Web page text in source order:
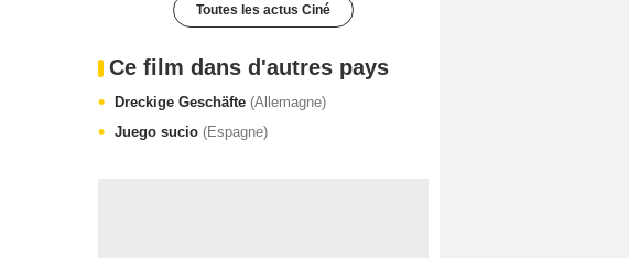
Toutes les actus Ciné
Ce film dans d'autres pays
Dreckige Geschäfte (Allemagne)
Juego sucio (Espagne)